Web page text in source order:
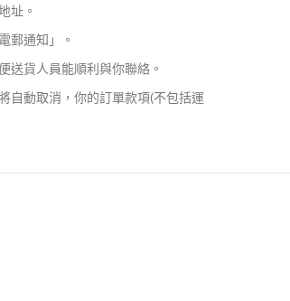
址。
郵通知」。
送貨人員能順利與你聯絡。
自動取消，你的訂單款項(不包括運